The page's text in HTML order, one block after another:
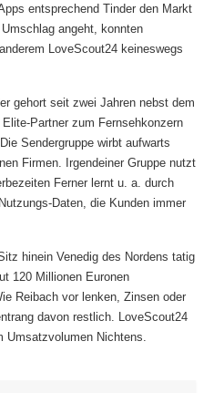
entsprechend Tinder den Markt
angeht, konnten
LoveScout24 keineswegs
gehort seit zwei Jahren nebst dem
Partner zum Fernsehkonzern
Sendergruppe wirbt aufwarts
Firmen. Irgendeiner Gruppe nutzt
Ferner lernt u. a. durch
Daten, die Kunden immer
hinein Venedig des Nordens tatig
120 Millionen Euronen
Reibach vor lenken, Zinsen oder
davon restlich. LoveScout24
Umsatzvolumen Nichtens.